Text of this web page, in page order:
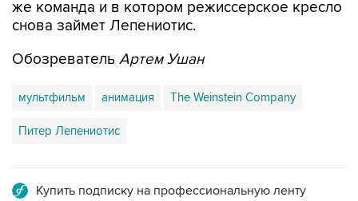
ОбозревательАртем Ушан
мультфильм анимация The Weinstein Company
Питер Лепениотис
Подписаться на рассылку главных новостей сайта